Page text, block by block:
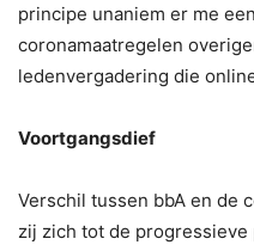
principe unaniem er me
coronamaatregelen
ledenvergadering die
Voortgangsdief
Verschil tussen bbA en de
zij zich tot de